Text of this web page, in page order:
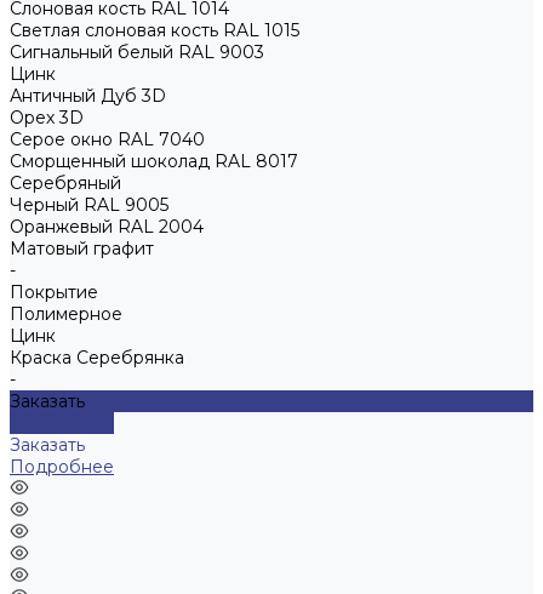
Слоновая кость RAL 1014
Светлая слоновая кость RAL 1015
Сигнальный белый RAL 9003
Цинк
Античный Дуб 3D
Орех 3D
Серое окно RAL 7040
Сморщенный шоколад RAL 8017
Серебряный
Черный RAL 9005
Оранжевый RAL 2004
Матовый графит
-
Покрытие
Полимерное
Цинк
Краска Серебрянка
-
Заказать
Заказать
Подробнее